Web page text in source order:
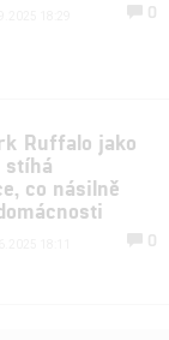
0
Ruffalo jako
stíhá
co násilně
0